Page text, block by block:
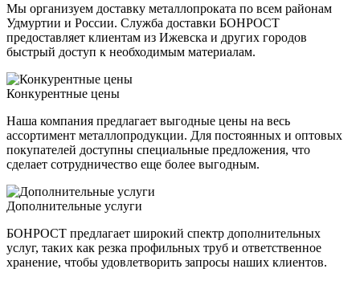
Мы организуем доставку металлопроката по всем районам
Удмуртии и России. Служба доставки БОНРОСТ
предоставляет клиентам из Ижевска и других городов
быстрый доступ к необходимым материалам.
Конкурентные цены
Наша компания предлагает выгодные цены на весь
ассортимент металлопродукции. Для постоянных и оптовых
покупателей доступны специальные предложения, что
сделает сотрудничество еще более выгодным.
Дополнительные услуги
БОНРОСТ предлагает широкий спектр дополнительных
услуг, таких как резка профильных труб и ответственное
хранение, чтобы удовлетворить запросы наших клиентов.